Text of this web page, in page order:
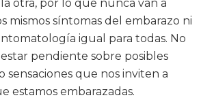
otra, por lo que nunca van a
mismos síntomas del embarazo ni
igual para todas. No
pendiente sobre posibles
sensaciones que nos inviten a
estamos embarazadas.